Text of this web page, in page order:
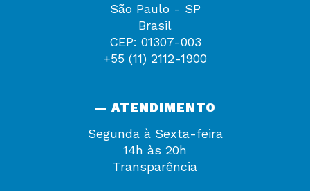
São Paulo - SP
Brasil
CEP: 01307-003
+55 (11) 2112-1900
— ATENDIMENTO
Segunda à Sexta-feira
14h às 20h
Transparência